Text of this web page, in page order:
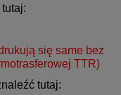
się same bez
TTR)
tutaj: